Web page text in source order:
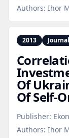
Authors: Ihor
2013
Of
Of
Publisher:
Authors: Ihor